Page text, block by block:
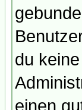
du
einen